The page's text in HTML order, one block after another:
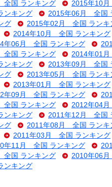
国 ランキング
2015年10
ンキング
2015年06月 全国
グ
2015年02月 全国 ランキ
2014年10月 全国 ランキング
年06月 全国 ランキング
国 ランキング
2014年01
ンキング
2013年09月 全国
グ
2013年05月 全国 ランキ
2013年01月 全国 ランキング
年09月 全国 ランキング
国 ランキング
2012年04
ンキング
2011年12月 全国
グ
2011年08月 全国 ランキ
2011年03月 全国 ランキング
年11月 全国 ランキング
国 ランキング
2010年06
ンキング